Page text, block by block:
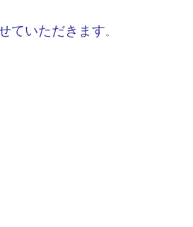
ていただきます。